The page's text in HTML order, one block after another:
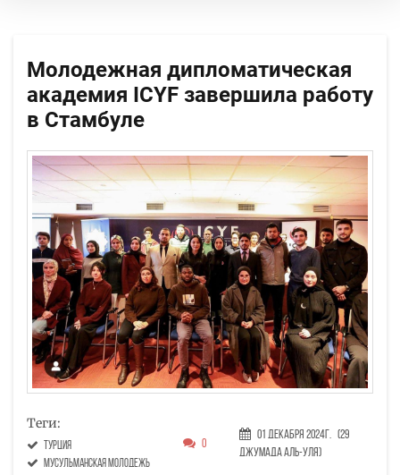
Молодежная дипломатическая
академия ICYF завершила работу
в Стамбуле
Теги:
Турция
Мусульманская молодежь
0
01 Декабря 2024г. (29
Джумада аль-уля)